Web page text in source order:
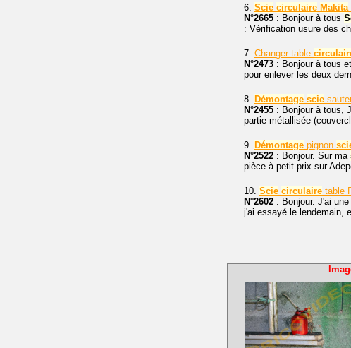
6. Scie circulaire Makita
N°2665 : Bonjour à tous
: Vérification usure des
7. Changer table
N°2473 : Bonjour à tous
pour enlever les deux
8. Démontage scie
N°2455 : Bonjour à tous,
partie métallisée
9. Démontage pignon
N°2522 : Bonjour. Sur ma
pièce à petit prix sur
10. Scie circulaire table
N°2602 : Bonjour. J'ai une
j'ai essayé le lendemain,